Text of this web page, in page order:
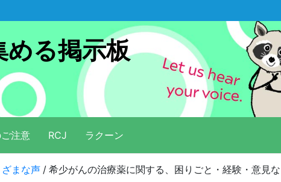
る掲示板
注意 RCJ ラクーン
まな声 希少がんの治療薬に関する、困りごと・経験・意見